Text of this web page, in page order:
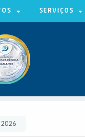
SERVIÇOS
2026